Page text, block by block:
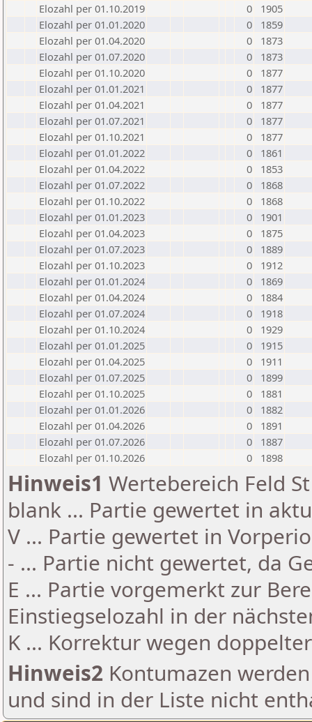
Elozahl per 01.10.2019
0
1905
Elozahl per 01.01.2020
0
1859
Elozahl per 01.04.2020
0
1873
Elozahl per 01.07.2020
0
1873
Elozahl per 01.10.2020
0
1877
Elozahl per 01.01.2021
0
1877
Elozahl per 01.04.2021
0
1877
Elozahl per 01.07.2021
0
1877
Elozahl per 01.10.2021
0
1877
Elozahl per 01.01.2022
0
1861
Elozahl per 01.04.2022
0
1853
Elozahl per 01.07.2022
0
1868
Elozahl per 01.10.2022
0
1868
Elozahl per 01.01.2023
0
1901
Elozahl per 01.04.2023
0
1875
Elozahl per 01.07.2023
0
1889
Elozahl per 01.10.2023
0
1912
Elozahl per 01.01.2024
0
1869
Elozahl per 01.04.2024
0
1884
Elozahl per 01.07.2024
0
1918
Elozahl per 01.10.2024
0
1929
Elozahl per 01.01.2025
0
1915
Elozahl per 01.04.2025
0
1911
Elozahl per 01.07.2025
0
1899
Elozahl per 01.10.2025
0
1881
Elozahl per 01.01.2026
0
1882
Elozahl per 01.04.2026
0
1891
Elozahl per 01.07.2026
0
1887
Elozahl per 01.10.2026
0 1898
Hinweis1 Wertebereich Feld
blank ... Partie gewertet in
V ... Partie gewertet in
- ... Partie nicht gewertet, da
E ... Partie vorgemerkt zur
Einstiegselozahl in der
K ... Korrektur wegen
Hinweis2 Kontumazen
und sind in der Liste nicht